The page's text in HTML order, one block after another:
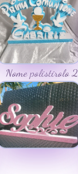
Nome polistirolo 2